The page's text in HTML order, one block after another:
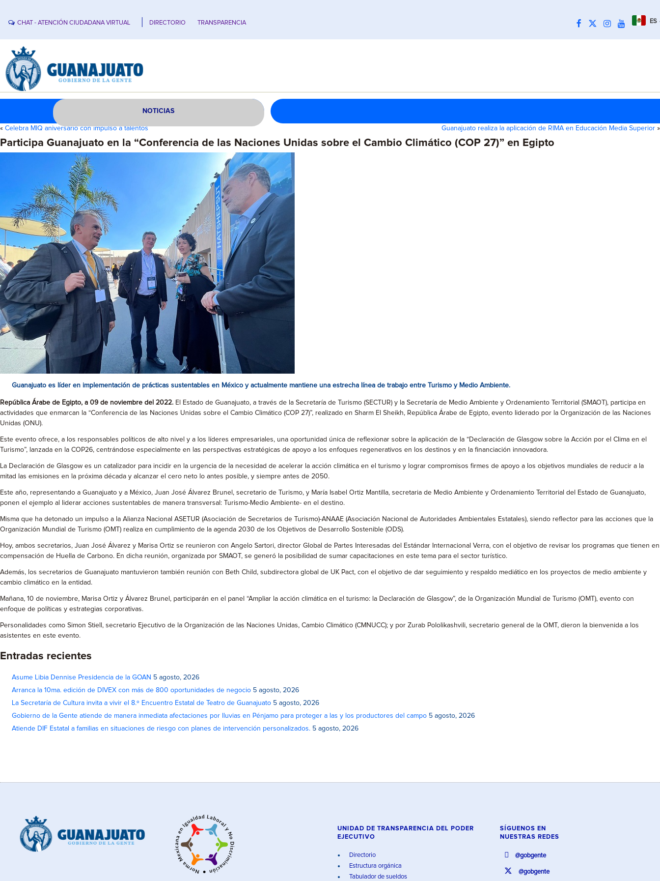
CHAT - ATENCIÓN CIUDADANA VIRTUAL DIRECTORIO TRANSPARENCIA ES
NOTICIAS
« Celebra MIQ aniversario con impulso a talentos Guanajuato realiza la aplicación de RIMA en Educación Media Superior »
Participa Guanajuato en la “Conferencia de las Naciones Unidas sobre el Cambio Climático (COP 27)” en Egipto
Guanajuato es líder en implementación de prácticas sustentables en México y actualmente mantiene una estrecha línea de trabajo entre Turismo y Medio Ambiente.
República Árabe de Egipto, a 09 de noviembre del 2022. El Estado de Guanajuato, a través de la Secretaría de Turismo (SECTUR) y la Secretaría de Medio Ambiente y Ordenamiento Territorial (SMAOT), participa en
actividades que enmarcan la “Conferencia de las Naciones Unidas sobre el Cambio Climático (COP 27)”, realizado en Sharm El Sheikh, República Árabe de Egipto, evento liderado por la Organización de las Naciones
Unidas (ONU).
Este evento ofrece, a los responsables políticos de alto nivel y a los líderes empresariales, una oportunidad única de reflexionar sobre la aplicación de la “Declaración de Glasgow sobre la Acción por el Clima en el
Turismo”, lanzada en la COP26, centrándose especialmente en las perspectivas estratégicas de apoyo a los enfoques regenerativos en los destinos y en la financiación innovadora.
La Declaración de Glasgow es un catalizador para incidir en la urgencia de la necesidad de acelerar la acción climática en el turismo y lograr compromisos firmes de apoyo a los objetivos mundiales de reducir a la
mitad las emisiones en la próxima década y alcanzar el cero neto lo antes posible, y siempre antes de 2050.
Este año, representando a Guanajuato y a México, Juan José Álvarez Brunel, secretario de Turismo, y María Isabel Ortiz Mantilla, secretaria de Medio Ambiente y Ordenamiento Territorial del Estado de Guanajuato,
ponen el ejemplo al liderar acciones sustentables de manera transversal: Turismo-Medio Ambiente- en el destino.
Misma que ha detonado un impulso a la Alianza Nacional ASETUR (Asociación de Secretarios de Turismo)-ANAAE (Asociación Nacional de Autoridades Ambientales Estatales), siendo reflector para las acciones que la
Organización Mundial de Turismo (OMT) realiza en cumplimiento de la agenda 2030 de los Objetivos de Desarrollo Sostenible (ODS).
Hoy, ambos secretarios, Juan José Álvarez y Marisa Ortiz se reunieron con Angelo Sartori, director Global de Partes Interesadas del Estándar Internacional Verra, con el objetivo de revisar los programas que tienen en
compensación de Huella de Carbono. En dicha reunión, organizada por SMAOT, se generó la posibilidad de sumar capacitaciones en este tema para el sector turístico.
Además, los secretarios de Guanajuato mantuvieron también reunión con Beth Child, subdirectora global de UK Pact, con el objetivo de dar seguimiento y respaldo mediático en los proyectos de medio ambiente y
cambio climático en la entidad.
Mañana, 10 de noviembre, Marisa Ortiz y Álvarez Brunel, participarán en el panel “Ampliar la acción climática en el turismo: la Declaración de Glasgow”, de la Organización Mundial de Turismo (OMT), evento con
enfoque de políticas y estrategias corporativas.
Personalidades como Simon Stiell, secretario Ejecutivo de la Organización de las Naciones Unidas, Cambio Climático (CMNUCC); y por Zurab Pololikashvili, secretario general de la OMT, dieron la bienvenida a los
asistentes en este evento.
Entradas recientes
Asume Libia Dennise Presidencia de la GOAN 5 agosto, 2026
Arranca la 10ma. edición de DIVEX con más de 800 oportunidades de negocio 5 agosto, 2026
La Secretaría de Cultura invita a vivir el 8.º Encuentro Estatal de Teatro de Guanajuato 5 agosto, 2026
Gobierno de la Gente atiende de manera inmediata afectaciones por lluvias en Pénjamo para proteger a las y los productores del campo 5 agosto, 2026
Atiende DIF Estatal a familias en situaciones de riesgo con planes de intervención personalizados. 5 agosto, 2026
UNIDAD DE TRANSPARENCIA DEL PODER
EJECUTIVO
Directorio
Estructura orgánica
Tabulador de sueldos
SÍGUENOS EN
NUESTRAS REDES
@gobgente
@gobgente